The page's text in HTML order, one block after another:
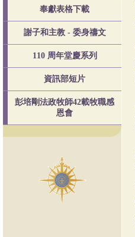
奉獻表格下載
謝子和主教 - 委身禱文
110 周年堂慶系列
資訊部短片
彭培剛法政牧師42載牧職感
恩會